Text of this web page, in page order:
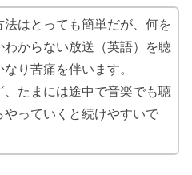
法はとっても簡単だが、何を
わからない放送（英語）を聴
り苦痛を伴います。
、たまには途中で音楽でも聴
やっていくと続けやすいで